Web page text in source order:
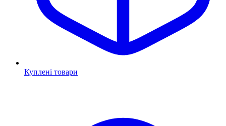
Куплені товари